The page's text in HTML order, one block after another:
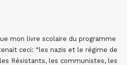
mon livre scolaire du programme
ceci: “les nazis et le régime de
Résistants, les communistes, les